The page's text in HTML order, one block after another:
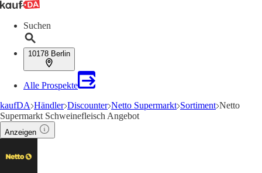
Suchen
10178 Berlin
Alle Prospekte
kaufDA Händler Discounter Netto Supermarkt Sortiment Netto
Supermarkt Schweinefleisch Angebot
Anzeigen